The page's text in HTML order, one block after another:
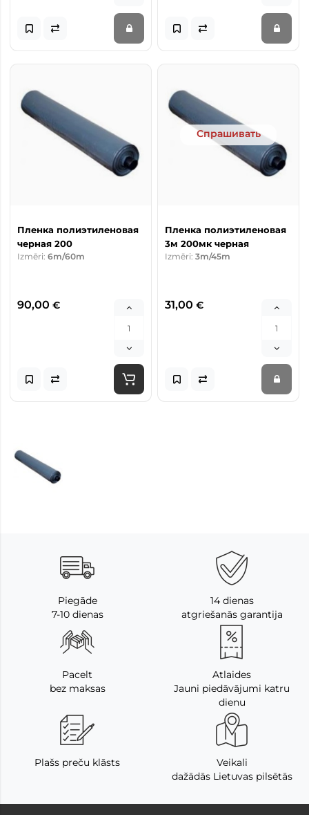
Пленка полиэтиленовая
черная 200
Izmēri: 6m/60m
90,00 €
Спрашивать
Пленка полиэтиленовая
3м 200мк черная
Izmēri: 3m/45m
31,00 €
Piegāde
7-10 dienas
14 dienas
atgriešanās garantija
Pacelt
bez maksas
Atlaides
Jauni piedāvājumi katru
dienu
Plašs preču klāsts
Veikali
dažādās Lietuvas pilsētās